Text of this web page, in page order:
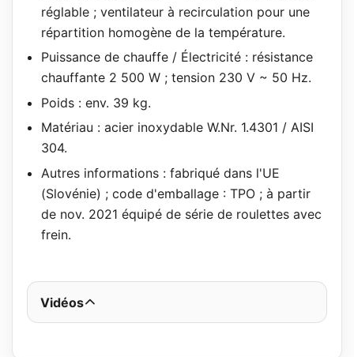
réglable ; ventilateur à recirculation pour une
répartition homogène de la température.
Puissance de chauffe / Électricité : résistance
chauffante 2 500 W ; tension 230 V ~ 50 Hz.
Poids : env. 39 kg.
Matériau : acier inoxydable W.Nr. 1.4301 / AISI
304.
Autres informations : fabriqué dans l'UE
(Slovénie) ; code d'emballage : TPO ; à partir
de nov. 2021 équipé de série de roulettes avec
frein.
Vidéos